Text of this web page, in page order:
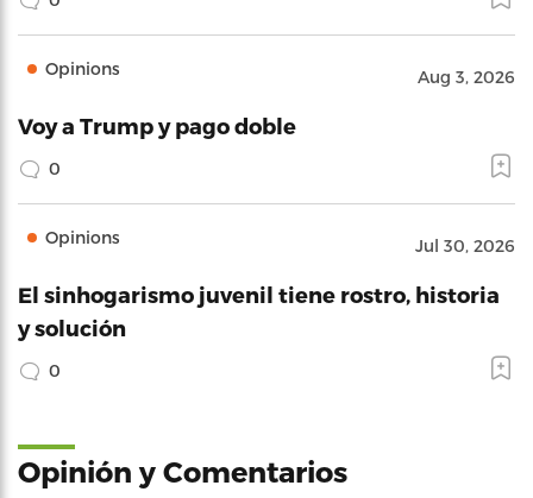
Opinions Aug 3, 2026
Voy a Trump y pago doble
0
Opinions Jul 30, 2026
El sinhogarismo juvenil tiene rostro, historia
y solución
0
Opinión y Comentarios